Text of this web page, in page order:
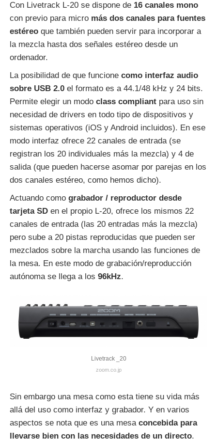
Con Livetrack L-20 se dispone de 16 canales mono
con previo para micro más dos canales para fuentes
estéreo que también pueden servir para incorporar a
la mezcla hasta dos señales estéreo desde un
ordenador.
La posibilidad de que funcione como interfaz audio
sobre USB 2.0 el formato es a 44.1/48 kHz y 24 bits.
Permite elegir un modo class compliant para uso sin
necesidad de drivers en todo tipo de dispositivos y
sistemas operativos (iOS y Android incluidos). En ese
modo interfaz ofrece 22 canales de entrada (se
registran los 20 individuales más la mezcla) y 4 de
salida (que pueden hacerse asomar por parejas en los
dos canales estéreo, como hemos dicho).
Actuando como grabador / reproductor desde
tarjeta SD en el propio L-20, ofrece los mismos 22
canales de entrada (las 20 entradas más la mezcla)
pero sube a 20 pistas reproducidas que pueden ser
mezclados sobre la marcha usando las funciones de
la mesa. En este modo de grabación/reproducción
autónoma se llega a los 96kHz.
Livetrack _20
zoom.co.jp
Sin embargo una mesa como esta tiene su vida más
allá del uso como interfaz y grabador. Y en varios
aspectos se nota que es una mesa concebida para
llevarse bien con las necesidades de un directo.